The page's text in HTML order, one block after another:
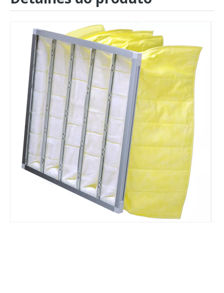
Rolo de mídia de filtro de fibra para filtro plissado com eficiência de malha Merv 13~14 Pré-filtro de ar de malha de nylon Gn